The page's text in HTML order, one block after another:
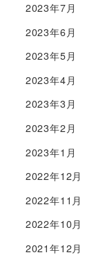
2023年7月
2023年6月
2023年5月
2023年4月
2023年3月
2023年2月
2023年1月
2022年12月
2022年11月
2022年10月
2021年12月